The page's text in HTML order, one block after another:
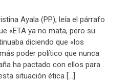
Ayala (PP), leía el párrafo
«ETA ya no mata, pero su
diciendo que «los
poder político que nunca
ha pactado con ellos para
situación ética […]